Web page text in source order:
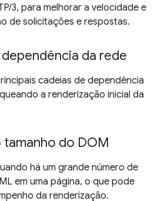
3, para melhorar a velocidade e
de solicitações e respostas.
da rede
cadeias de dependência
a renderização inicial da
tamanho do DOM
há um grande número de
em uma página, o que pode
da renderização.